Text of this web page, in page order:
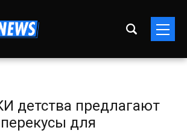
детства предлагают
для